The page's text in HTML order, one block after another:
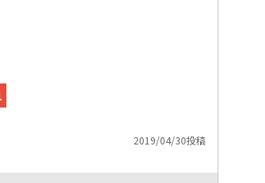
2019/04/30投稿